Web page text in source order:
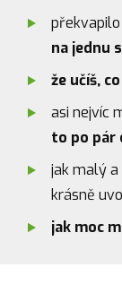
na jednu
že učíš,
asi nejvíc
to po pár
jak malý a
krásně
jak moc